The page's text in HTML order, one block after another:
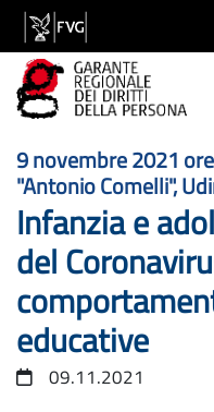
9 novembre 2021
"Antonio Comelli",
Infanzia e
del
educative
09.11.2021